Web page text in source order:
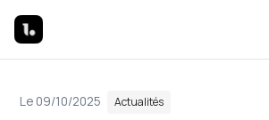
Le 09/10/2025 Dans
Actualités